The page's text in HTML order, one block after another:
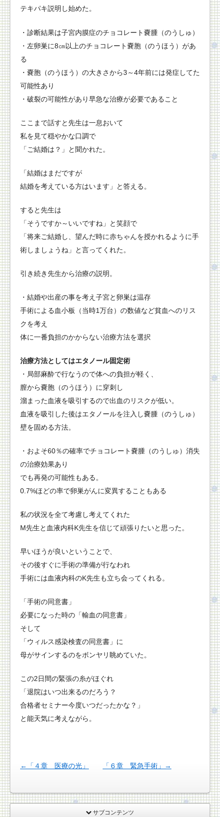
テキパキ説明し始めた。
・診断結果は子宮内膜症のチョコレート嚢腫（のうしゅ）
・左卵巣に8㎝以上のチョコレート嚢胞（のうほう）があ
る
・嚢胞（のうほう）の大きさから3～4年前には発症してた
可能性あり
・破裂の可能性があり早急な治療が必要であること
ここまで話すと先生は一息おいて
私を見て穏やかな口調で
「ご結婚は？」と聞かれた。
「結婚はまだですが
結婚を考えている方はいます」と答える。
すると先生は
「そうですか～いいですね」と笑顔で
「将来ご結婚し、望んだ時に赤ちゃんを授かれるように手
術しましょうね」と言ってくれた。
引き続き先生から治療の説明。
・結婚や出産の事を考え子宮と卵巣は温存
手術による血小板（当時1万台）の数値など貧血へのリス
クを考え
体に一番負担のかからない治療方法を選択
治療方法としてはエタノール固定術
・局部麻酔で行なうので体への負担が軽く、
膣から嚢胞（のうほう）に穿刺し
溜まった血液を吸引するので出血のリスクが低い。
血液を吸引した後はエタノールを注入し嚢腫（のうしゅ）
壁を固める方法。
・およそ60％の確率でチョコレート嚢腫（のうしゅ）消失
の治療効果あり
でも再発の可能性もある。
0.7%ほどの率で卵巣がんに変異することもある
私の状況を全て考慮し考えてくれた
M先生と血液内科K先生を信じて頑張りたいと思った。
早いほうが良いということで、
その後すぐに手術の準備が行なわれ
手術には血液内科のK先生も立ち会ってくれる。
「手術の同意書」
必要になった時の「輸血の同意書」
そして
「ウィルス感染検査の同意書」に
母がサインするのをボンヤリ眺めていた。
この2日間の緊張の糸がほぐれ
「退院はいつ出来るのだろう？
合格者セミナー今度いつだったかな？」
と能天気に考えながら。
←「４章 医療の光」 「６章 緊急手術」→
サブコンテンツ